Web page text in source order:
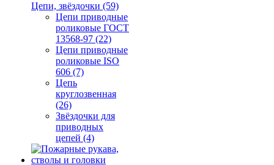
Цепи, звёздочки (59)
Цепи приводные
роликовые ГОСТ
13568-97 (22)
Цепи приводные
роликовые ISO
606 (7)
Цепь
круглозвенная
(26)
Звёздочки для
приводных
цепей (4)